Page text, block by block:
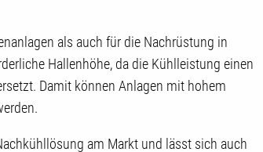
als auch für die Nachrüstung in
Hallenhöhe, da die Kühlleistung einen
Damit können Anlagen mit hohem
am Markt und lässt sich auch